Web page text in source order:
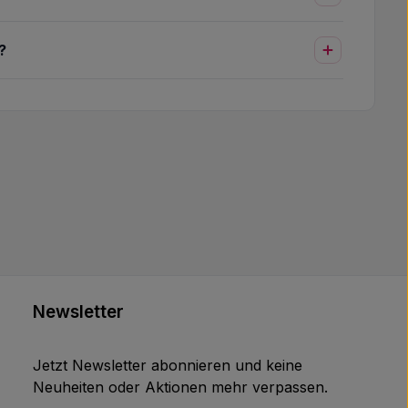
Newsletter
Jetzt Newsletter abonnieren und keine
Neuheiten oder Aktionen mehr verpassen.